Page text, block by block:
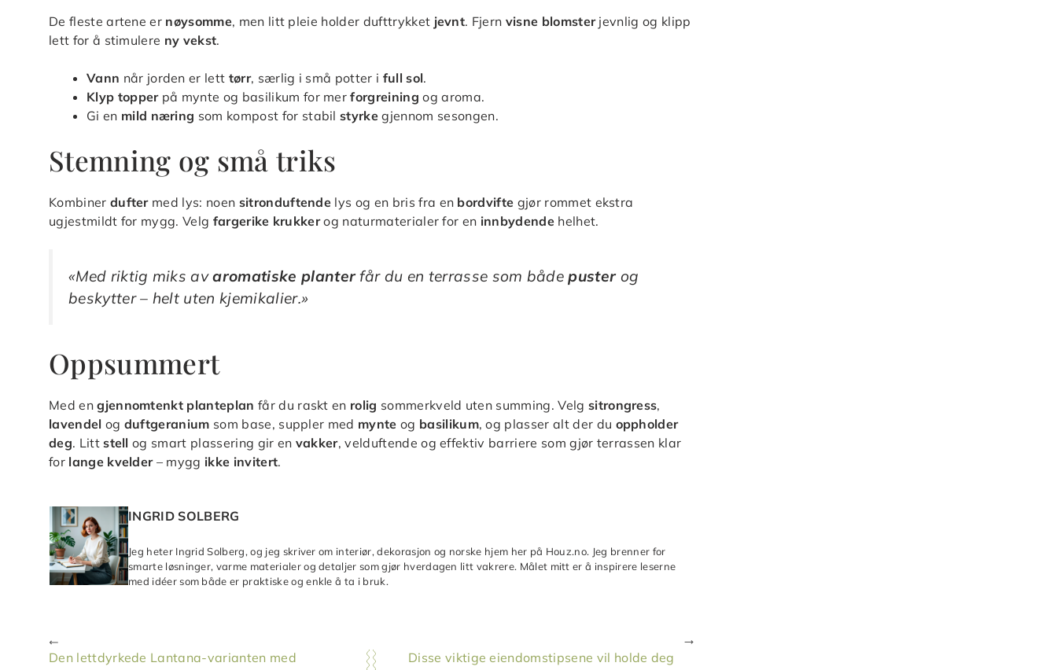
De fleste artene er nøysomme, men litt pleie holder dufttrykket jevnt. Fjern visne blomsterjevnlig og klipp
lett for å stimulere ny vekst.
Vann når jorden er lett tørr, særlig i små potter i full sol.
Klyp topperpå mynte og basilikum for merforgreining og aroma.
Gi en mild næring som kompost for stabilstyrke gjennom sesongen.
Stemning og små triks
Kombiner duftermed lys: noen sitronduftende lys og en bris fra en bordvifte gjør rommet ekstra
ugjestmildt for mygg. Velg fargerike krukkerog naturmaterialer for en innbydendehelhet.
«Med riktig miks avaromatiske planterfår du en terrasse som bådepusterog
beskytter – helt uten kjemikalier.»
Oppsummert
Med engjennomtenkt planteplan får du raskt en rolig sommerkveld uten summing. Velg sitrongress,
lavendel og duftgeranium som base, suppler med mynte og basilikum, og plasser alt der du oppholder
deg. Littstell og smart plassering gir en vakker, velduftende og effektiv barriere som gjør terrassen klar
for lange kvelder– mygg ikke invitert.
INGRID SOLBERG
Jeg heter Ingrid Solberg, og jeg skriver om interiør, dekorasjon og norske hjem her på Houz.no. Jeg brenner for
smarte løsninger, varme materialer og detaljer som gjør hverdagen litt vakrere. Målet mitt er å inspirere leserne
med idéer som både er praktiske og enkle å ta i bruk.
Den lettdyrkede Lantana-varianten med
Disse viktige eiendomstipsene vil holde deg